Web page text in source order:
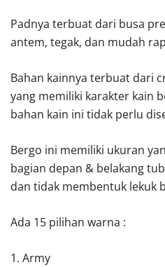
Padnya terbuat dari busa
antem, tegak, dan mudah
Bahan kainnya terbuat dari
yang memiliki karakter kain
bahan kain ini tidak perlu
Bergo ini memiliki ukuran
bagian depan & belakang
dan tidak membentuk lekuk
Ada 15 pilihan warna :
1. Army